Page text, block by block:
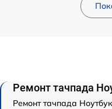
Ремонт тачпада
Ремонт тачпада